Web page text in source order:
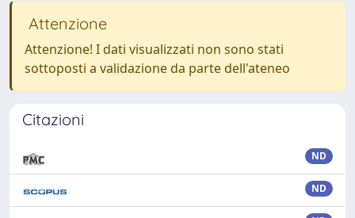
Attenzione
Attenzione! I dati visualizzati non sono stati
sottoposti a validazione da parte dell'ateneo
Citazioni
ND
ND